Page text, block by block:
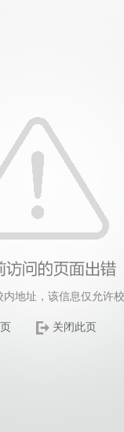
地址，该信息仅允许
关闭此页